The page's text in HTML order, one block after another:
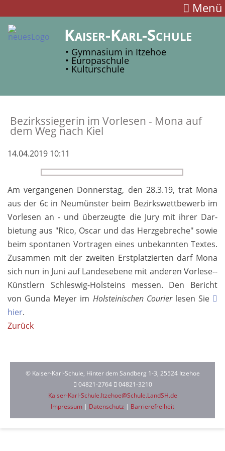
Menü
Kaiser-Karl-Schule
• Gymnasium in Itzehoe
• Europaschule
• Kulturschule
Bezirks­siegerin im Vor­lesen - Mona auf
dem Weg nach Kiel
14.04.2019 10:11
Am vergangenen Donners­tag, den 28.3.19, trat Mona
aus der 6c in Neu­münster beim Be­zirks­wett­bewerb im
Vor­lesen an - und über­zeugte die Jury mit ihrer Dar­
bietung aus "Rico, Oscar und das Herz­gebreche" sowie
beim spon­tanen Vor­tragen eines unbe­kannten Textes.
Zu­sammen mit der zweiten Erst­platzier­ten darf Mona
sich nun in Juni auf Landes­ebene mit anderen Vor­lese-­
Künst­lern Schles­wig-­Hol­steins mes­sen. Den Be­richt
von Gunda Meyer im Holsteinischen Courierlesen Sie
hier.
Zurück
© Kaiser-Karl-Schule, Hinter dem Sandberg 1-3, 25524 Itzehoe
04821-2764
04821-3210
Kaiser-Karl-Schule.Itzehoe@Schule.LandSH.de
Impressum | Datenschutz | Barrierefreiheit